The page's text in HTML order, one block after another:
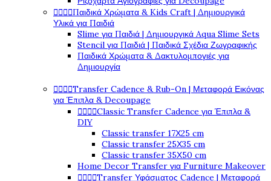
Παιδικά Χρώματα & Kids Craft | Δημιουργικά
Υλικά για Παιδιά
Slime για Παιδιά | Δημιουργικά Aqua Slime Sets
Stencil για Παιδιά | Παιδικά Σχέδια Ζωγραφικής
Παιδικά Χρώματα & Δακτυλομπογιές για
Δημιουργία
Transfer Cadence & Rub-On | Μεταφορά Εικόνας
για Έπιπλα & Decoupage
Classic Transfer Cadence για Έπιπλα &
DIY
Classic transfer 17Χ25 cm
Classic transfer 25Χ35 cm
Classic transfer 35Χ50 cm
Home Decor Transfer για Furniture Makeover
Transfer Υφάσματος Cadence | Μεταφορά